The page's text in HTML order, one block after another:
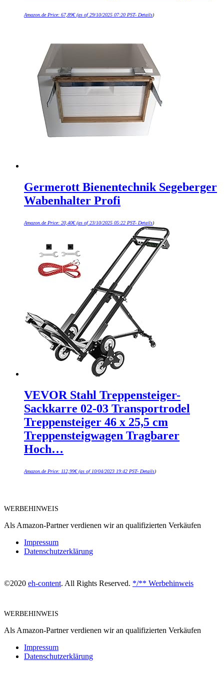
Amazon.de Price: 67,89€(as of 29/10/2025 07:20 PST- Details)
Germerott Bienentechnik Segeberger
Wabenhalter Profi
Amazon.de Price: 20,40€(as of 23/10/2025 05:22 PST- Details)
VEVOR Stahl Treppensteiger-
Sackkarre 02-03 Transportrodel
Treppensteiger 46 x 25,5 cm
Treppensteigwagen Tragbarer
Hoch…
Amazon.de Price: 112,99€(as of 10/04/2023 19:42 PST- Details)
WERBEHINWEIS
Als Amazon-Partner verdienen wir an qualifizierten Verkäufen
Impressum
Datenschutzerklärung
©2020 eh-content. All Rights Reserved. */** Werbehinweis
WERBEHINWEIS
Als Amazon-Partner verdienen wir an qualifizierten Verkäufen
Impressum
Datenschutzerklärung